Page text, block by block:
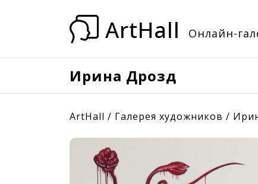
ArtHall Онлайн-
Ирина Дрозд
ArtHall / Галерея художников /